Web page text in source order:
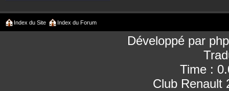
Index du Site Index du Forum
Développé par
Time :
Club Renault